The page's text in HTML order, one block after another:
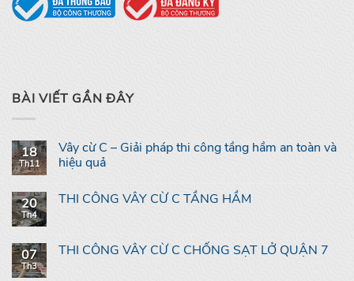
BÀI VIẾT GẦN ĐÂY
18
Th11
Vây cừ C – Giải pháp thi công tầng hầm an toàn và
hiệu quả
20
Th4
THI CÔNG VÂY CỪ C TẦNG HẦM
07
Th3
THI CÔNG VÂY CỪ C CHỐNG SẠT LỞ QUẬN 7